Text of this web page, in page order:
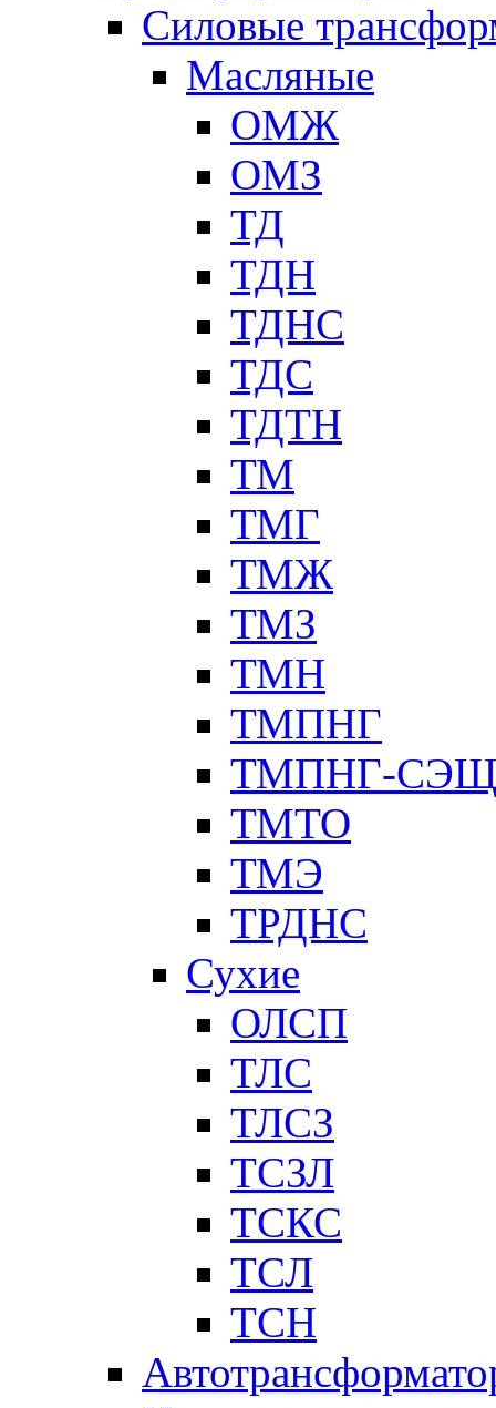
Cиловые
Масляные
ОМЖ
ОМЗ
ТД
ТДН
ТДНС
ТДС
ТДТН
ТМ
ТМГ
ТМЖ
ТМЗ
ТМН
ТМПНГ
ТМПНГ-СЭЩ
ТМТО
ТМЭ
ТРДНС
Сухие
ОЛСП
ТЛС
ТЛСЗ
ТСЗЛ
ТСКС
ТСЛ
ТСН